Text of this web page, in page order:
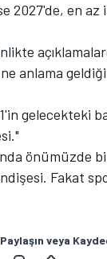
2027'de, en
anlama
gelecekteki
Fakat
veya